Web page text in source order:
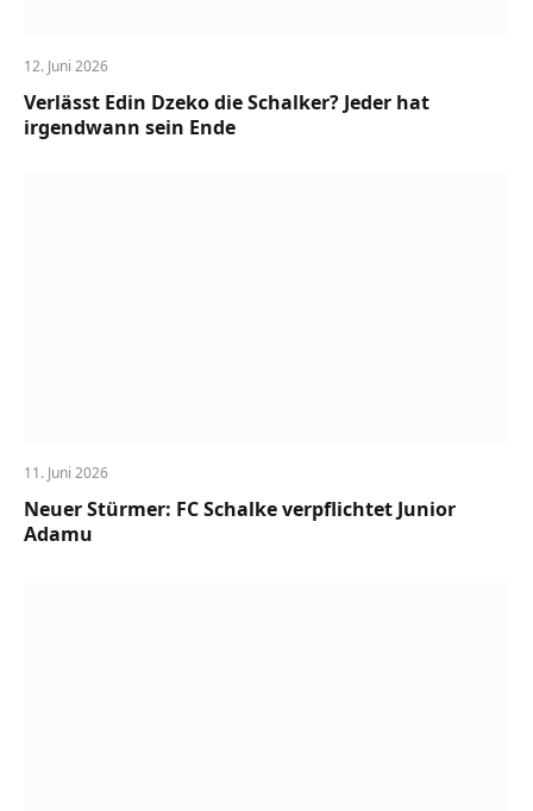
12. Juni 2026
Verlässt Edin Dzeko die Schalker? Jeder hat
irgendwann sein Ende
11. Juni 2026
Neuer Stürmer: FC Schalke verpflichtet Junior
Adamu